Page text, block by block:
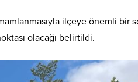
ilçeye önemli bir
olacağı belirtildi.